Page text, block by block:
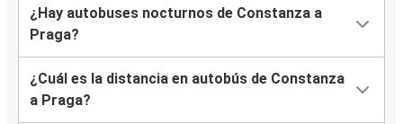
¿Hay autobuses nocturnos de Constanza a
Praga?
¿Cuál es la distancia en autobús de Constanza
a Praga?